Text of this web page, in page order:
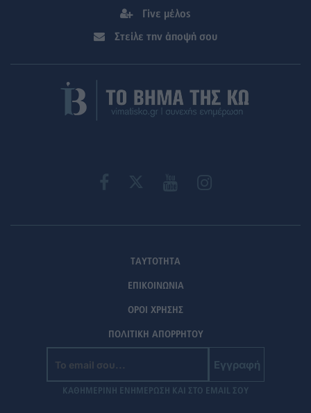
Γίνε μέλος
Στείλε την άποψή σου
ΤΑΥΤΟΤΗΤΑ
ΕΠΙΚΟΙΝΩΝΙΑ
ΟΡΟΙ ΧΡΗΣΗΣ
ΠΟΛΙΤΙΚΗ ΑΠΟΡΡΗΤΟΥ
Εγγραφή
ΚΑΘΗΜΕΡΙΝΗ ΕΝΗΜΕΡΩΣΗ ΚΑΙ ΣΤΟ EMAIL ΣΟΥ